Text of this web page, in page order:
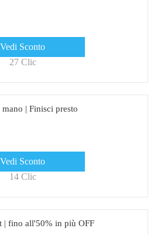
Vedi Sconto
27 Clic
| Finisci presto
Vedi Sconto
14 Clic
| fino all'50% in più OFF